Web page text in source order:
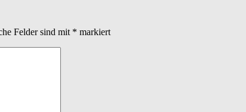
Felder sind mit * markiert